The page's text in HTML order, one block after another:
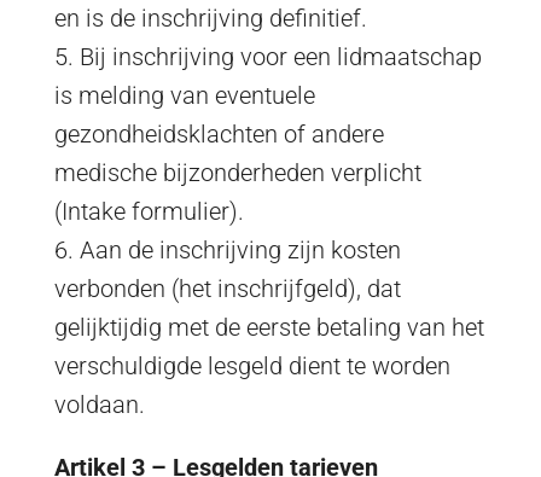
en is de inschrijving definitief.
5. Bij inschrijving voor een lidmaatschap
is melding van eventuele
gezondheidsklachten of andere
medische bijzonderheden verplicht
(Intake formulier).
6. Aan de inschrijving zijn kosten
verbonden (het inschrijfgeld), dat
gelijktijdig met de eerste betaling van het
verschuldigde lesgeld dient te worden
voldaan.
Artikel 3 – Lesgelden tarieven